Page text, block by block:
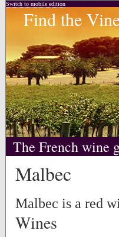
Switch to mobile edition
Find the
The French wine
Malbec
Malbec is a red
Wines